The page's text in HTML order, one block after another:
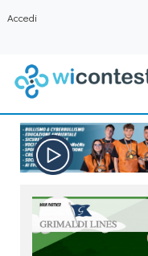
Accedi